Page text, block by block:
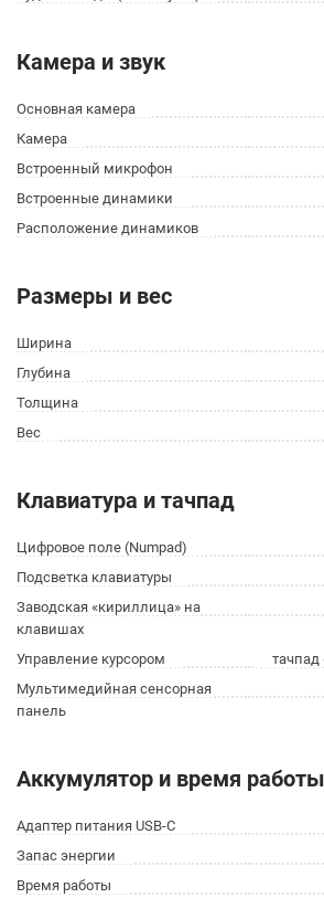
Камера и звук
Основная камера
Камера
Встроенный микрофон
Встроенные динамики
Расположение динамиков
Размеры и вес
Ширина
Глубина
Толщина
Вес
Клавиатура и тачпад
Цифровое поле (Numpad)
Подсветка клавиатуры
Заводская «кириллица» на
клавишах
Управление курсором
Мультимедийная сенсорная
панель
Аккумулятор и время работы
Адаптер питания USB-C
Запас энергии
Время работы